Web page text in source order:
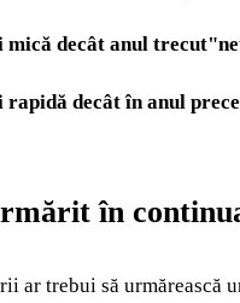
mică decât anul
rapidă decât în anul
în
ar trebui să urmărească